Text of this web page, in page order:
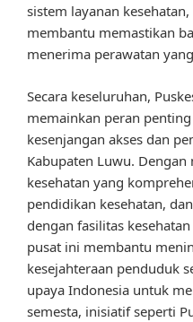
sistem layanan
membantu memastikan
menerima perawatan
Secara keseluruhan,
memainkan peran
kesenjangan akses dan
Kabupaten Luwu.
kesehatan yang
pendidikan kesehatan,
dengan fasilitas
pusat ini membantu
kesejahteraan penduduk
upaya Indonesia untuk
semesta, inisiatif seperti